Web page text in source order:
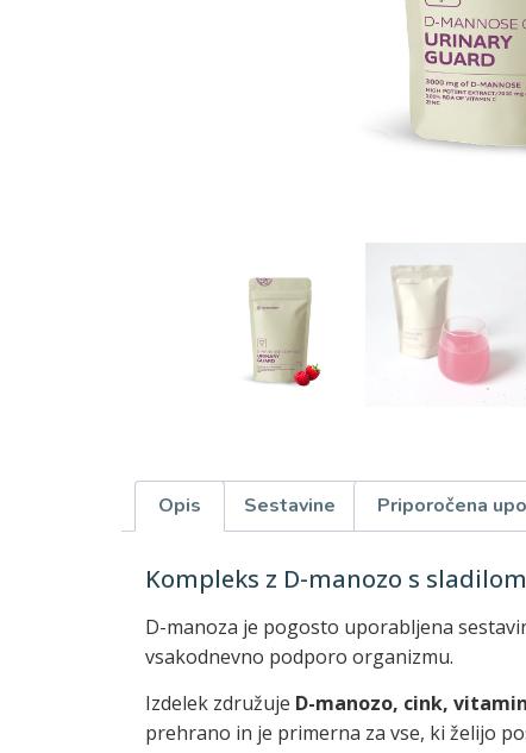
Opis Sestavine Priporočena
Kompleks z D-manozo s
D-manoza je pogosto uporabljena
vsakodnevno podporo organizmu.
Izdelek združuje D-manozo, cink,
prehrano in je primerna za vse, ki želijo